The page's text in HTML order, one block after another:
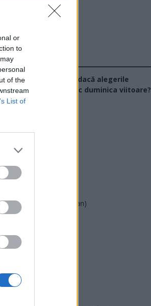
or
to
of the
List of
Ce partid ați vota dacă alegerile
ar avea loc duminica viitoare?
UDMR
Forța Dreptei (L. Orban)
REPER
SENS
POT (Gavrilă)